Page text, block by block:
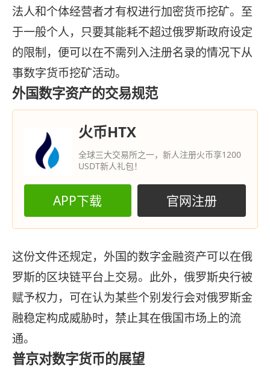
法人和个体经营者才有权进行加密货币挖矿。至
于一般个人，只要其能耗不超过俄罗斯政府设定
的限制，便可以在不需列入注册名录的情况下从
事数字货币挖矿活动。
外国数字资产的交易规范
火币HTX
全球三大交易所之一，新人注册火币享1200
USDT新人礼包！
APP下载 官网注册
这份文件还规定，外国的数字金融资产可以在俄
罗斯的区块链平台上交易。此外，俄罗斯央行被
赋予权力，可在认为某些个别发行会对俄罗斯金
融稳定构成威胁时，禁止其在俄国市场上的流
通。
普京对数字货币的展望